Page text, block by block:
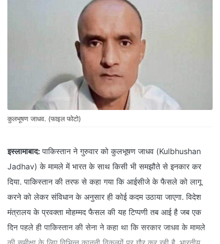
कुलभूषण जाधव. (फाइल फोटो)
इस्लामाबाद: पाकिस्तान ने गुरुवार को कुलभूषण जाधव (Kulbhushan
Jadhav) के मामले में भारत के साथ किसी भी समझौते से इनकार कर
दिया. पाकिस्तान की तरफ से कहा गया कि आईसीजे के फैसले को लागू
करने को लेकर संविधान के अनुसार ही कोई कदम उठाया जाएगा. विदेश
मंत्रालय के प्रवक्ता मोहम्मद फैसल की यह टिप्पणी तब आई है जब एक
दिन पहले ही पाकिस्तान की सेना ने कहा था कि सरकार जाधव के मामले